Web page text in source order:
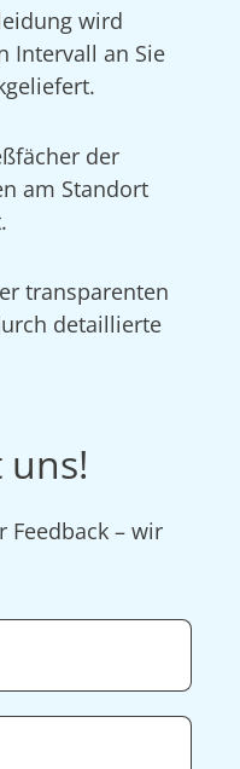
wird
Intervall an Sie
der
am Standort
transparenten
detaillierte
uns!
Feedback – wir